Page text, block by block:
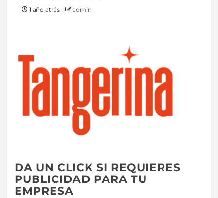
1 año atrás admin
DA UN CLICK SI REQUIERES
PUBLICIDAD PARA TU
EMPRESA